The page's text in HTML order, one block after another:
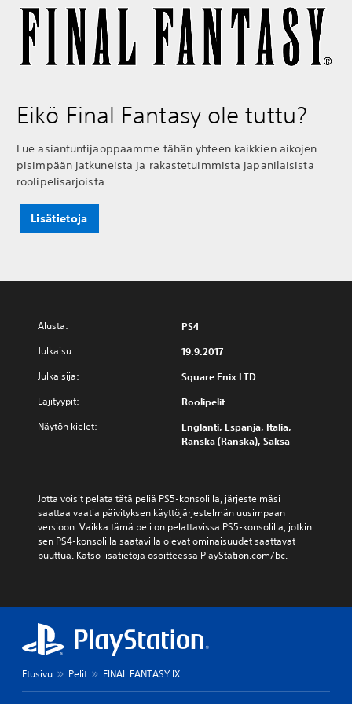
Eikö Final Fantasy ole tuttu?
Lue asiantuntijaoppaamme tähän yhteen kaikkien aikojen
pisimpään jatkuneista ja rakastetuimmista japanilaisista
roolipelisarjoista.
Lisätietoja
Alusta: PS4
Julkaisu: 19.9.2017
Julkaisija: Square Enix LTD
Lajityypit: Roolipelit
Näytön kielet:
Englanti, Espanja, Italia,
Ranska (Ranska), Saksa
Jotta voisit pelata tätä peliä PS5-konsolilla, järjestelmäsi
saattaa vaatia päivityksen käyttöjärjestelmän uusimpaan
versioon. Vaikka tämä peli on pelattavissa PS5-konsolilla, jotkin
sen PS4-konsolilla saatavilla olevat ominaisuudet saattavat
puuttua. Katso lisätietoja osoitteessa PlayStation.com/bc.
Etusivu Pelit FINAL FANTASY IX